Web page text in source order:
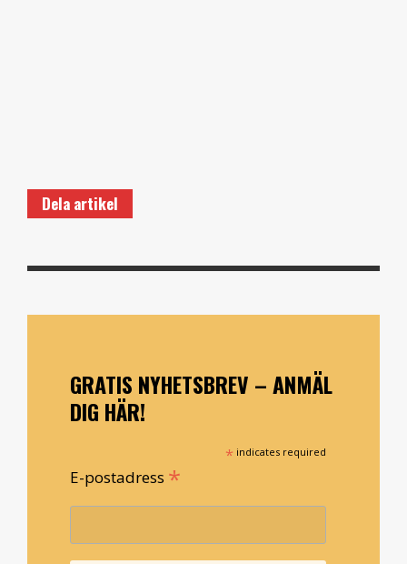
Dela artikel
GRATIS NYHETSBREV – ANMÄL
DIG HÄR!
* indicates required
E-postadress *